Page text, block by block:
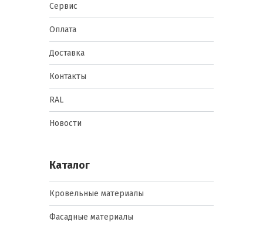
Сервис
Оплата
Доставка
Контакты
RAL
Новости
Каталог
Кровельные материалы
Фасадные материалы